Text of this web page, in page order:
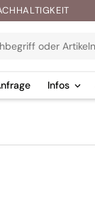
Infos